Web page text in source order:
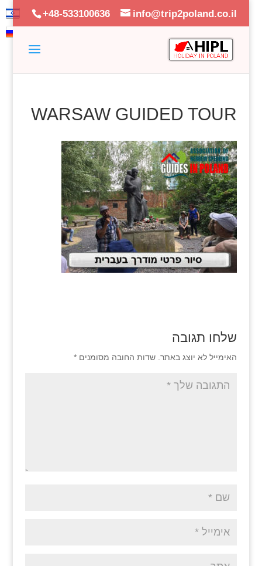
+48-533100636 info@trip2poland.co.il
WARSAW GUIDED TOUR
שלחו תגובה
האימייל לא יוצג באתר. שדות החובה מסומנים *